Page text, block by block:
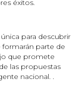
éxitos.
para descubrir
formarán parte de
que promete
las propuestas
nacional. .